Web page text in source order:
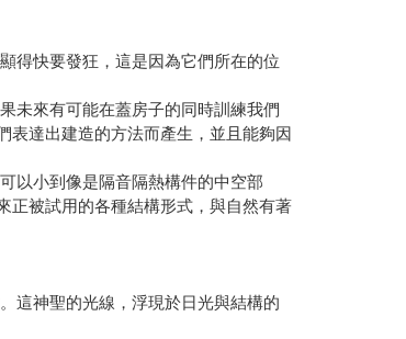
得快要發狂，這是因為它們所在的位
未來有可能在蓋房子的同時訓練我們
表達出建造的方法而產生，並且能夠因
以小到像是隔音隔熱構件的中空部
正被試用的各種結構形式，與自然有著
這神聖的光線，浮現於日光與結構的